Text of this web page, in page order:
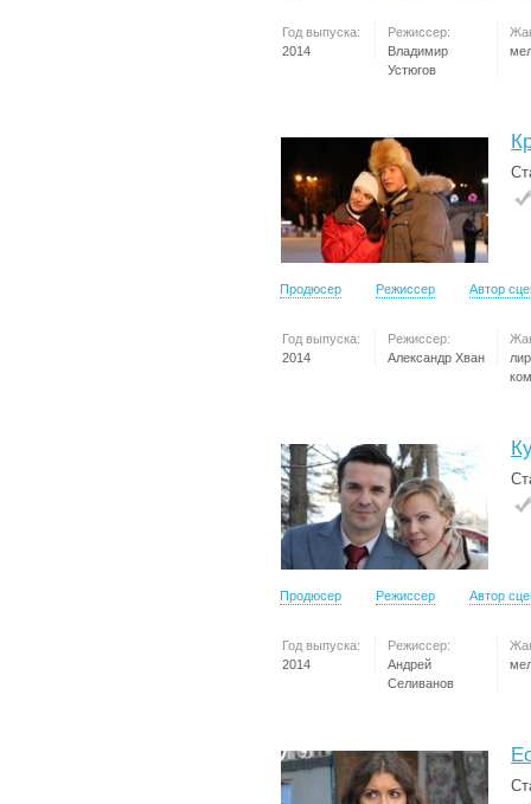
Год выпуска:
2014
Режиссер:
Владимир
Устюгов
Продюсер Режиссер Автор
Год выпуска:
2014
Режиссер:
Александр Хван
Продюсер Режиссер Автор
Год выпуска:
2014
Режиссер:
Андрей
Селиванов